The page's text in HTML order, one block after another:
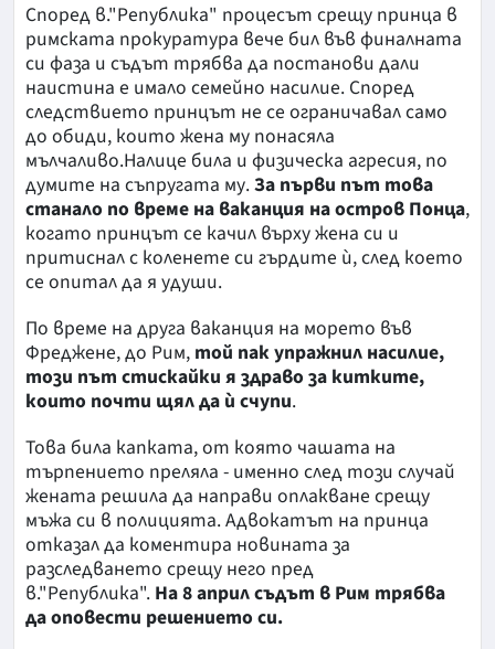
Според в."Република" процесът срещу принца в
римската прокуратура вече бил във финалната
си фаза и съдът трябва да постанови дали
наистина е имало семейно насилие. Според
следствието принцът не се ограничавал само
до обиди, които жена му понасяла
мълчаливо.Налице била и физическа агресия, по
думите на съпругата му.За първи път това
станало по време на ваканция на остров Понца,
когато принцът се качил върху жена си и
притиснал с коленете си гърдите ѝ, след което
се опитал да я удуши.
По време на друга ваканция на морето във
Фреджене, до Рим, той пак упражнил насилие,
този път стискайки я здраво за китките,
които почти щял да ѝ счупи.
Това била капката, от която чашата на
търпението преляла - именно след този случай
жената решила да направи оплакване срещу
мъжа си в полицията. Адвокатът на принца
отказал да коментира новината за
разследването срещу него пред
в."Република". На 8 април съдът в Рим трябва
да оповести решението си.